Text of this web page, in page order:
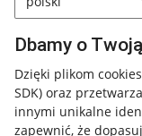
Dbamy o
Dzięki plikom
SDK) oraz
innymi unikalne
zapewnić, że